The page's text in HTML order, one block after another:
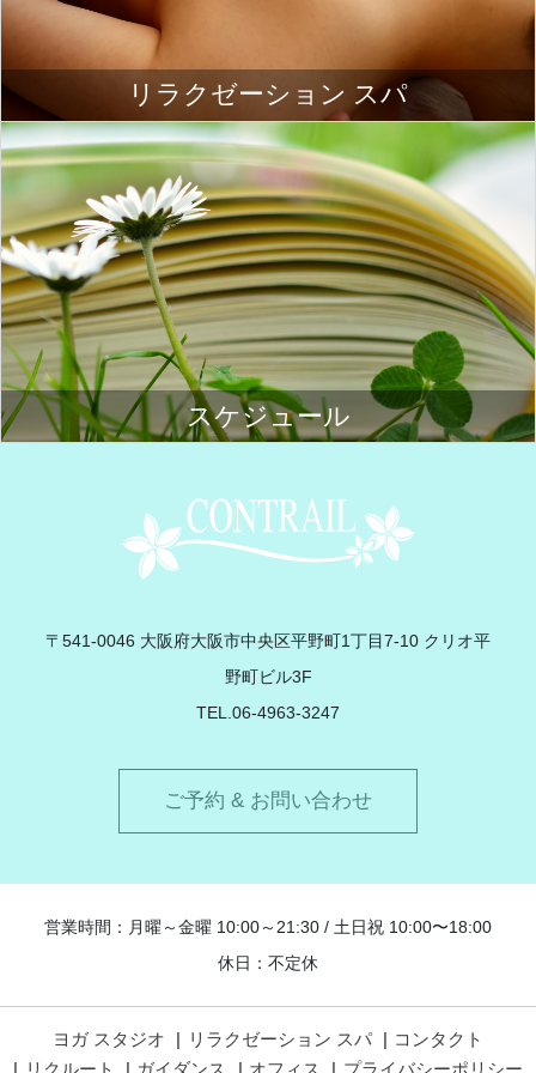
リラクゼーション スパ
スケジュール
〒541-0046 大阪府大阪市中央区平野町1丁目7-10 クリオ平
野町ビル3F
TEL.06-4963-3247
ご予約 & お問い合わせ
営業時間：月曜～金曜 10:00～21:30 / 土日祝 10:00〜18:00
休日：不定休
ヨガ スタジオ リラクゼーション スパ
コンタクト